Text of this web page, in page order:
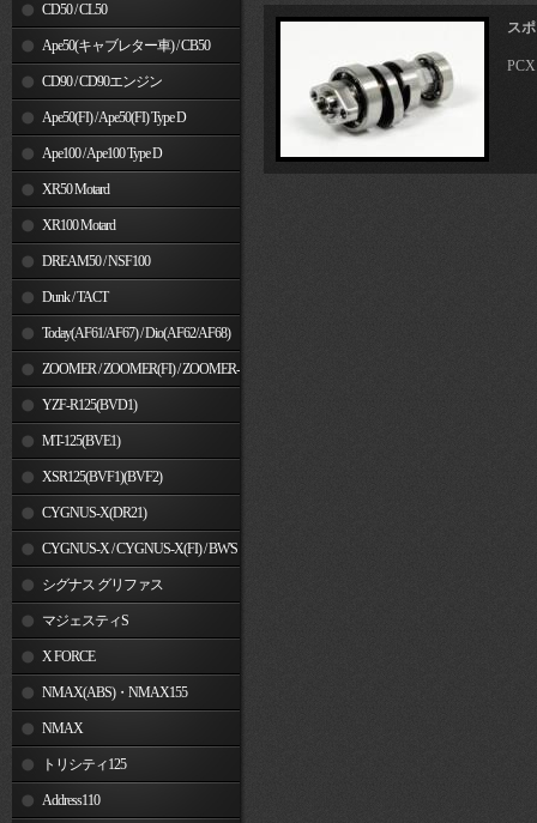
CD50 / CL50
Ape50(キャブレター車) / CB50
CD90 / CD90エンジン
Ape50(FI) / Ape50(FI) Type D
Ape100 / Ape100 Type D
XR50 Motard
XR100 Motard
DREAM50 / NSF100
Dunk / TACT
Today(AF61/AF67) / Dio(AF62/AF68)
ZOOMER / ZOOMER(FI) / ZOOMER-
YZF-R125(BVD1)
MT-125(BVE1)
XSR125(BVF1)(BVF2)
CYGNUS-X(DR21)
CYGNUS-X / CYGNUS-X(FI) / BW'S
125 シグナス グリファス
マジェスティS
X FORCE
NMAX(ABS)・NMAX155
NMAX
トリシティ125
Address110
ス
PCX